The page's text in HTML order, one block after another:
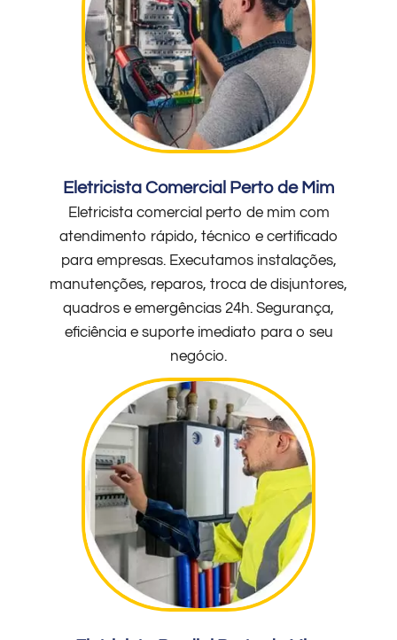
Eletricista Comercial Perto de Mim
Eletricista comercial perto de mim com
atendimento rápido, técnico e certificado
para empresas. Executamos instalações,
manutenções, reparos, troca de disjuntores,
quadros e emergências 24h. Segurança,
eficiência e suporte imediato para o seu
negócio.